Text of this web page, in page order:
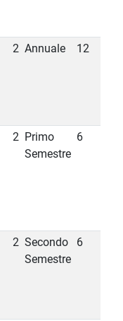
2 Annuale 12
2 Primo
Semestre
6
2 Secondo
Semestre
6